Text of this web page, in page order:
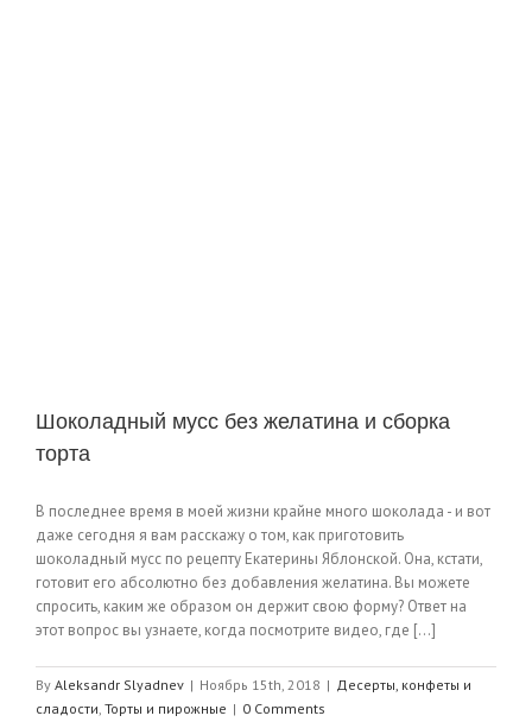
Шоколадный мусс без желатина и сборка
торта
В последнее время в моей жизни крайне много шоколада - и вот
даже сегодня я вам расскажу о том, как приготовить
шоколадный мусс по рецепту Екатерины Яблонской. Она, кстати,
готовит его абсолютно без добавления желатина. Вы можете
спросить, каким же образом он держит свою форму? Ответ на
этот вопрос вы узнаете, когда посмотрите видео, где [...]
By Aleksandr Slyadnev | Ноябрь 15th, 2018 | Десерты, конфеты и
сладости, Торты и пирожные | 0 Comments